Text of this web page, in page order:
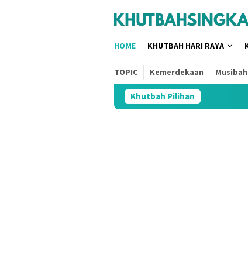
HOME KHUTBAH HARI RAYA
TOPIC Kemerdekaan Musibah
Khutbah Pilihan3 Judul